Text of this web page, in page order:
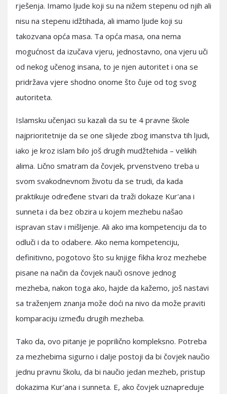
rješenja. Imamo ljude koji su na nižem stepenu od njih ali
nisu na stepenu idžtihada, ali imamo ljude koji su
takozvana opća masa. Ta opća masa, ona nema
mogućnost da izučava vjeru, jednostavno, ona vjeru uči
od nekog učenog insana, to je njen autoritet i ona se
pridržava vjere shodno onome što čuje od tog svog
autoriteta.
Islamsku učenjaci su kazali da su te 4 pravne škole
najprioritetnije da se one slijede zbog imanstva tih ljudi,
iako je kroz islam bilo još drugih mudžtehida – velikih
alima. Lično smatram da čovjek, prvenstveno treba u
svom svakodnevnom životu da se trudi, da kada
praktikuje određene stvari da traži dokaze Kur'ana i
sunneta i da bez obzira u kojem mezhebu našao
ispravan stav i mišljenje. Ali ako ima kompetenciju da to
odluči i da to odabere. Ako nema kompetenciju,
definitivno, pogotovo što su knjige fikha kroz mezhebe
pisane na način da čovjek nauči osnove jednog
mezheba, nakon toga ako, hajde da kažemo, još nastavi
sa traženjem znanja može doći na nivo da može praviti
komparaciju između drugih mezheba.
Tako da, ovo pitanje je poprilično kompleksno. Potreba
za mezhebima sigurno i dalje postoji da bi čovjek naučio
jednu pravnu školu, da bi naučio jedan mezheb, pristup
dokazima Kur'ana i sunneta. E, ako čovjek uznapreduje